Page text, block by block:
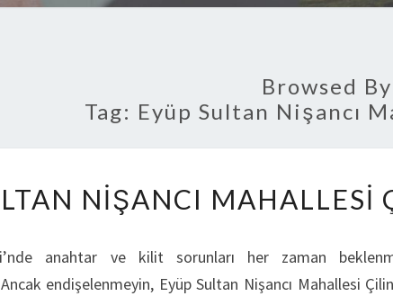
Browsed By
Tag: Eyüp Sultan Nişancı
SULTAN
MAHALLESI
ÇILINGIR
NIŞANCI MAHALLESI
anahtar ve kilit sorunları her zaman
endişelenmeyin, Eyüp Sultan Nişancı Mahallesi